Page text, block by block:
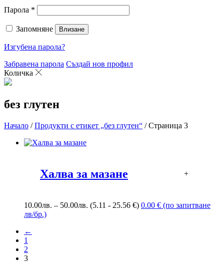
Парола *
Запомняне Влизане
Изгубена парола?
Забравена парола Създай нов профил
Количка
без глутен
Начало /Продукти с етикет „без глутен“ / Страница 3
Халва за мазане +
10.00лв. – 50.00лв. Price
(5.11 - 25.56 €) 0.00 € (по запитване
лв/бр.)
←
1
2
3